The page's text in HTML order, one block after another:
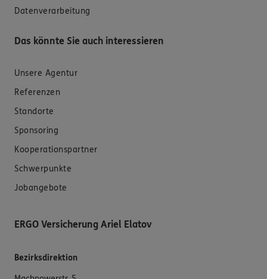
Datenverarbeitung
Das könnte Sie auch interessieren
Unsere Agentur
Referenzen
Standorte
Sponsoring
Kooperationspartner
Schwerpunkte
Jobangebote
ERGO Versicherung Ariel Elatov
Bezirksdirektion